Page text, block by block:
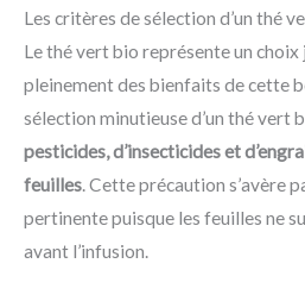
Les critères de sélection d’un thé
Le thé vert bio représente un
pleinement des bienfaits de cette
sélection minutieuse d’un thé vert
pesticides, d’insecticides et
feuilles. Cette précaution s’avère
pertinente puisque les feuilles ne
avant l’infusion.